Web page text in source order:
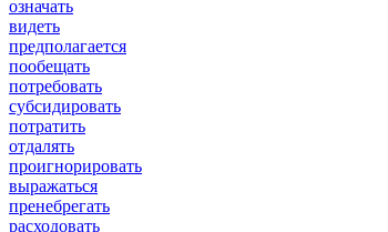
означать
видеть
предполагается
пообещать
потребовать
субсидировать
потратить
отдалять
проигнорировать
выражаться
пренебрегать
расходовать